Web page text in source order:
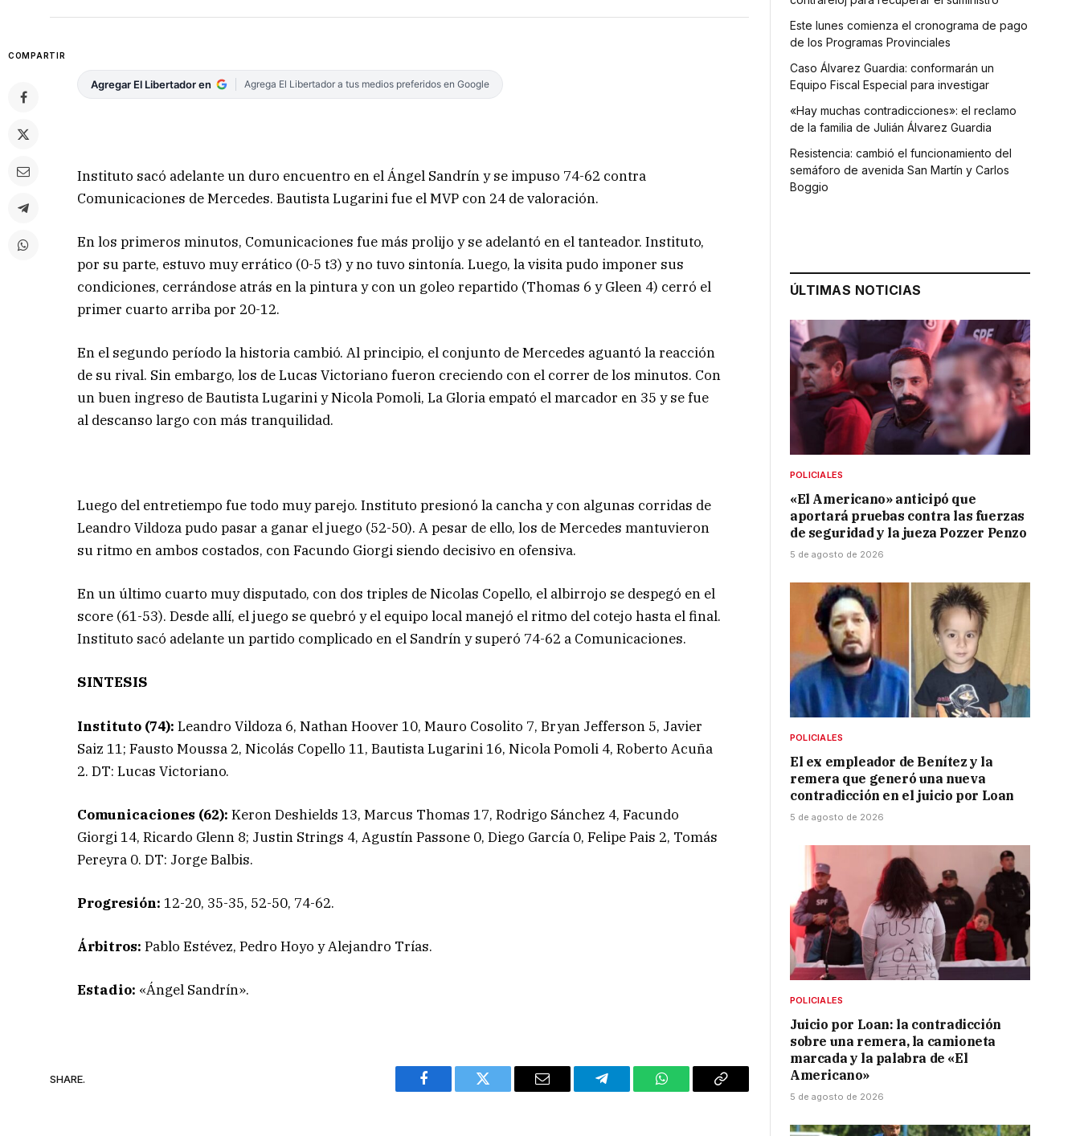
COMPARTIR
Agregar El Libertador en Agrega El Libertador a tus medios preferidos en Google
Instituto sacó adelante un duro encuentro en el Ángel Sandrín y se impuso 74-62 contra
Comunicaciones de Mercedes. Bautista Lugarini fue el MVP con 24 de valoración.
En los primeros minutos, Comunicaciones fue más prolijo y se adelantó en el tanteador. Instituto,
por su parte, estuvo muy errático (0-5 t3) y no tuvo sintonía. Luego, la visita pudo imponer sus
condiciones, cerrándose atrás en la pintura y con un goleo repartido (Thomas 6 y Gleen 4) cerró el
primer cuarto arriba por 20-12.
En el segundo período la historia cambió. Al principio, el conjunto de Mercedes aguantó la reacción
de su rival. Sin embargo, los de Lucas Victoriano fueron creciendo con el correr de los minutos. Con
un buen ingreso de Bautista Lugarini y Nicola Pomoli, La Gloria empató el marcador en 35 y se fue
al descanso largo con más tranquilidad.
Luego del entretiempo fue todo muy parejo. Instituto presionó la cancha y con algunas corridas de
Leandro Vildoza pudo pasar a ganar el juego (52-50). A pesar de ello, los de Mercedes mantuvieron
su ritmo en ambos costados, con Facundo Giorgi siendo decisivo en ofensiva.
En un último cuarto muy disputado, con dos triples de Nicolas Copello, el albirrojo se despegó en el
score (61-53). Desde allí, el juego se quebró y el equipo local manejó el ritmo del cotejo hasta el final.
Instituto sacó adelante un partido complicado en el Sandrín y superó 74-62 a Comunicaciones.
SINTESIS
Instituto (74): Leandro Vildoza 6, Nathan Hoover 10, Mauro Cosolito 7, Bryan Jefferson 5, Javier
Saiz 11; Fausto Moussa 2, Nicolás Copello 11, Bautista Lugarini 16, Nicola Pomoli 4, Roberto Acuña
2. DT: Lucas Victoriano.
Comunicaciones (62): Keron Deshields 13, Marcus Thomas 17, Rodrigo Sánchez 4, Facundo
Giorgi 14, Ricardo Glenn 8; Justin Strings 4, Agustín Passone 0, Diego García 0, Felipe Pais 2, Tomás
Pereyra 0. DT: Jorge Balbis.
Progresión: 12-20, 35-35, 52-50, 74-62.
Árbitros: Pablo Estévez, Pedro Hoyo y Alejandro Trías.
Estadio: «Ángel Sandrín».
SHARE.
Facebook Twitter Email Telegram WhatsAppCopy
Este lunes comienza el cronograma de pago
de los Programas Provinciales
Caso Álvarez Guardia: conformarán un
Equipo Fiscal Especial para investigar
«Hay muchas contradicciones»: el reclamo
de la familia de Julián Álvarez Guardia
Resistencia: cambió el funcionamiento del
semáforo de avenida San Martín y Carlos
Boggio
ÚLTIMAS NOTICIAS
POLICIALES
«El Americano» anticipó que
aportará pruebas contra las fuerzas
de seguridad y la jueza Pozzer Penzo
5 de agosto de 2026
POLICIALES
El ex empleador de Benítez y la
remera que generó una nueva
contradicción en el juicio por Loan
5 de agosto de 2026
POLICIALES
Juicio por Loan: la contradicción
sobre una remera, la camioneta
marcada y la palabra de «El
Americano»
5 de agosto de 2026